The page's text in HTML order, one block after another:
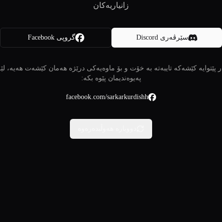
زانیاریەکان
سێرڤەری Discord گروپی Facebook
پێتوایە کێشەکە تایبەتە بە خۆت و بۆ ماوەیەکی درێژە هەمان کێشەت هەیە،
پەیوەندیمان پێوە بکە:
facebook.com/sarkarkurdishh